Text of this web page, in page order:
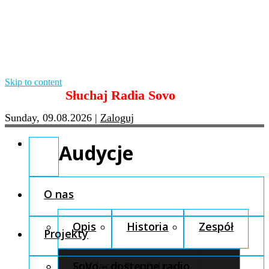
Skip to content
Słuchaj Radia Sovo
Sunday, 09.08.2026 | Zaloguj
O nas
Opis Historia Zespół
Fundacja Pro Cultura
Projekty
SoVo – dostępne radio
Audycje